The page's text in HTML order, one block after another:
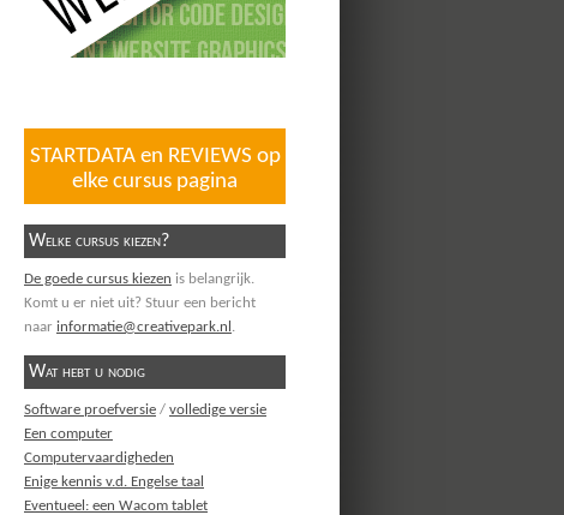
STARTDATA en REVIEWS op
elke cursus pagina
Welke cursus kiezen?
De goede cursus kiezen is belangrijk.
Komt u er niet uit? Stuur een bericht
naar informatie@creativepark.nl .
Wat hebt u nodig
Software proefversie / volledige versie
Een computer
Computervaardigheden
Enige kennis v.d. Engelse taal
Eventueel: een Wacom tablet